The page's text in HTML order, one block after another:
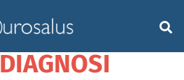
DIAGNOSI